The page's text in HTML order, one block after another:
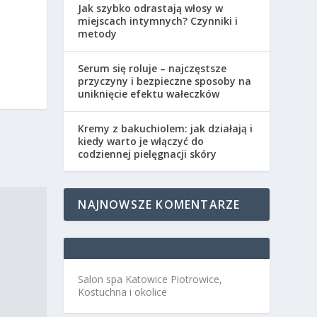
Jak szybko odrastają włosy w
miejscach intymnych? Czynniki i
metody
Serum się roluje – najczęstsze
przyczyny i bezpieczne sposoby na
uniknięcie efektu wałeczków
Kremy z bakuchiolem: jak działają i
kiedy warto je włączyć do
codziennej pielęgnacji skóry
NAJNOWSZE KOMENTARZE
Salon spa Katowice Piotrowice,
Kostuchna i okolice